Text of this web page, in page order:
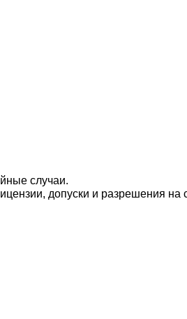
случаи.
допуски и разрешения на